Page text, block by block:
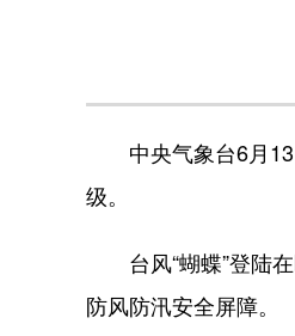
中央气象台6月13
级。
台风“蝴蝶”登陆在
防风防汛安全屏障。